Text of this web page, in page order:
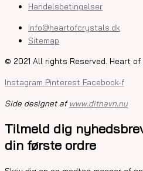
Handelsbetingelser
Info@heartofcrystals.dk
Sitemap
© 2021 All rights Reserved. Heart
Instagram Pinterest Facebook-f
Side designet af www.ditnavn.nu
Tilmeld dig
din første ordre